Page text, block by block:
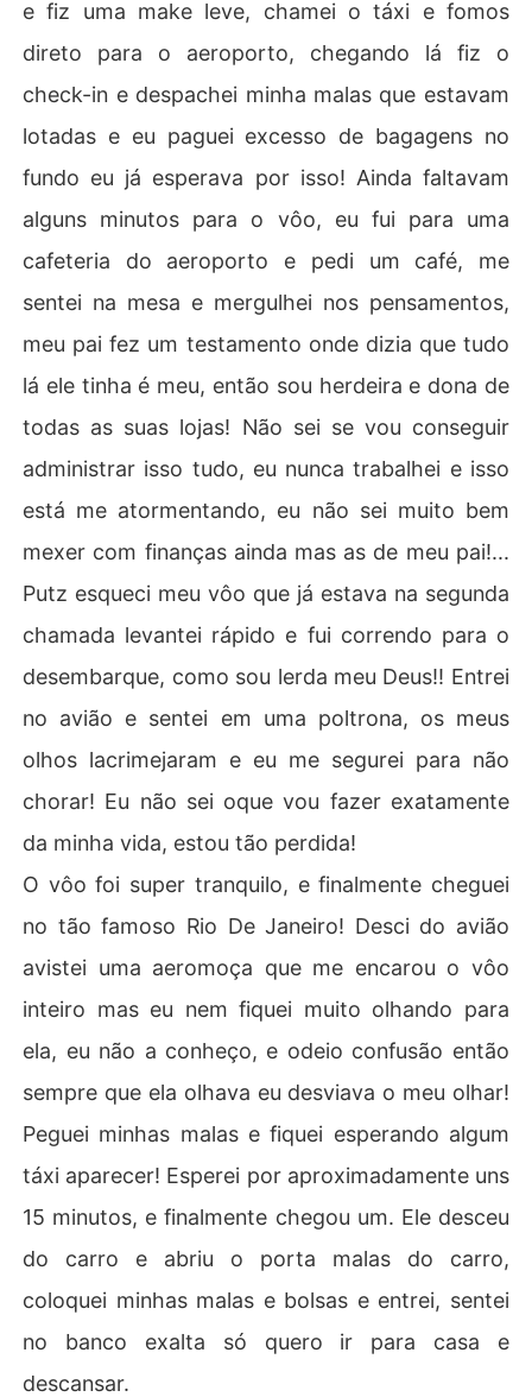
e fiz uma make leve, chamei o táxi e fomos
direto para o aeroporto, chegando lá fiz o
check-in e despachei minha malas que estavam
lotadas e eu paguei excesso de bagagens no
fundo eu já esperava por isso! Ainda faltavam
alguns minutos para o vôo, eu fui para uma
cafeteria do aeroporto e pedi um café, me
sentei na mesa e mergulhei nos pensamentos,
meu pai fez um testamento onde dizia que tudo
lá ele tinha é meu, então sou herdeira e dona de
todas as suas lojas! Não sei se vou conseguir
administrar isso tudo, eu nunca trabalhei e isso
está me atormentando, eu não sei muito bem
mexer com finanças ainda mas as de meu pai!...
Putz esqueci meu vôo que já estava na segunda
chamada levantei rápido e fui correndo para o
desembarque, como sou lerda meu Deus!! Entrei
no avião e sentei em uma poltrona, os meus
olhos lacrimejaram e eu me segurei para não
chorar! Eu não sei oque vou fazer exatamente
da minha vida, estou tão perdida!
O vôo foi super tranquilo, e finalmente cheguei
no tão famoso Rio De Janeiro! Desci do avião
avistei uma aeromoça que me encarou o vôo
inteiro mas eu nem fiquei muito olhando para
ela, eu não a conheço, e odeio confusão então
sempre que ela olhava eu desviava o meu olhar!
Peguei minhas malas e fiquei esperando algum
táxi aparecer! Esperei por aproximadamente uns
15 minutos, e finalmente chegou um. Ele desceu
do carro e abriu o porta malas do carro,
coloquei minhas malas e bolsas e entrei, sentei
no banco exalta só quero ir para casa e
descansar.